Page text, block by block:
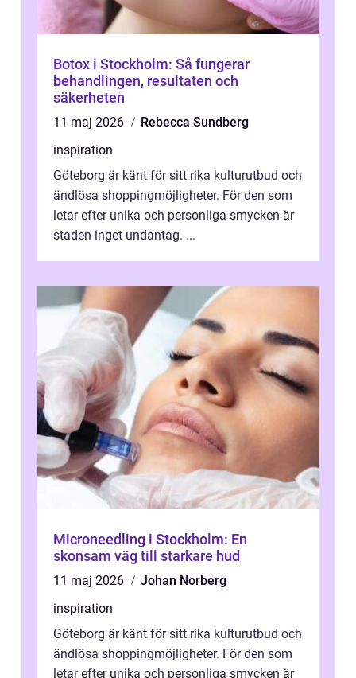
Botox i Stockholm: Så fungerar
behandlingen, resultaten och
säkerheten
11 maj 2026
Rebecca Sundberg
inspiration
Göteborg är känt för sitt rika kulturutbud och
ändlösa shoppingmöjligheter. För den som
letar efter unika och personliga smycken är
staden inget undantag. ...
Microneedling i Stockholm: En
skonsam väg till starkare hud
11 maj 2026
Johan Norberg
inspiration
Göteborg är känt för sitt rika kulturutbud och
ändlösa shoppingmöjligheter. För den som
letar efter unika och personliga smycken är